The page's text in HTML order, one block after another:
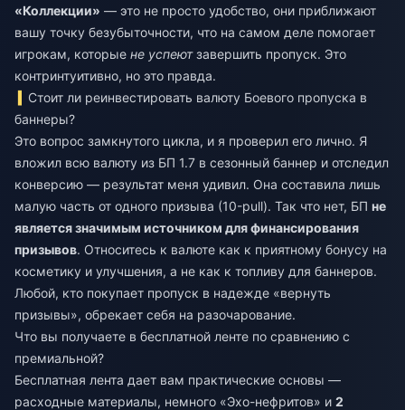
«Коллекции» — это не просто удобство, они приближают
вашу точку безубыточности, что на самом деле помогает
игрокам, которые не успеютзавершить пропуск. Это
контринтуитивно, но это правда.
Стоит ли реинвестировать валюту Боевого пропуска в
баннеры?
Это вопрос замкнутого цикла, и я проверил его лично. Я
вложил всю валюту из БП 1.7 в сезонный баннер и отследил
конверсию — результат меня удивил. Она составила лишь
малую часть от одного призыва (10-pull). Так что нет, БП не
является значимым источником для финансирования
призывов. Относитесь к валюте как к приятному бонусу на
косметику и улучшения, а не как к топливу для баннеров.
Любой, кто покупает пропуск в надежде «вернуть
призывы», обрекает себя на разочарование.
Что вы получаете в бесплатной ленте по сравнению с
премиальной?
Бесплатная лента дает вам практические основы —
расходные материалы, немного «Эхо-нефритов» и 2